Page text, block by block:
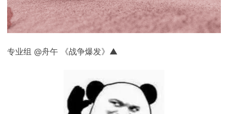
专业组 @舟午 《战争爆发》▲